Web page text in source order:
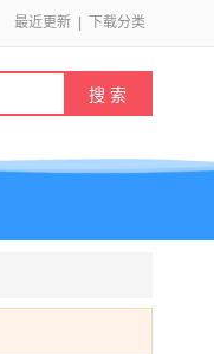
最近更新 下载分类